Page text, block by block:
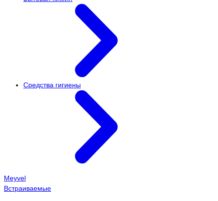
Средства гигиены
Meyvel
Встраиваемые